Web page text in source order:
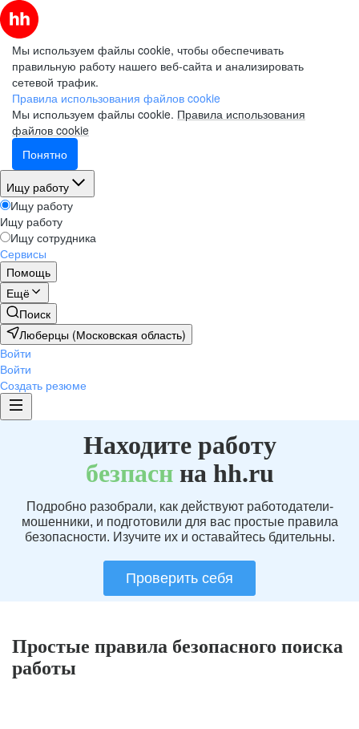
Мы используем файлы cookie, чтобы обеспечивать
правильную работу нашего веб-сайта и анализировать
сетевой трафик.
Правила использования файлов cookie
Мы используем файлы cookie. Правила использования
файлов cookie
Понятно
Ищу работу
Ищу работу
Ищу работу
Ищу сотрудника
Сервисы
Помощь
Ещё
Поиск
Люберцы (Московская область)
Войти
Войти
Создать резюме
Находите работу
безпаснна hh.ru
Подробно разобрали, как действуют работодатели-
мошенники, и подготовили для вас простые правила
безопасности. Изучите их и оставайтесь бдительны.
Проверить себя
Простые правила безопасного поиска
работы